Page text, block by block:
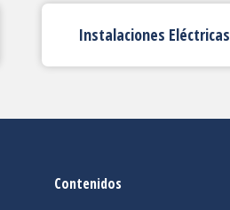
Instalaciones Eléctricas
Contenidos